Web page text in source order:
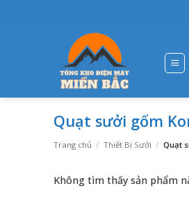
Quạt sưởi gốm
Trang chủ / Thiết Bị Sưởi / Quạt
Không tìm thấy sản phẩm